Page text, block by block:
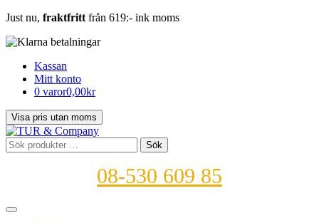
Just nu, fraktfritt från 619:- ink moms
Kassan
Mitt konto
0 varor0,00kr
Sök
efter:
Sök
08-530 609 85